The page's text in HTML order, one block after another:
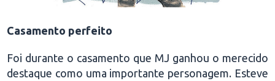
Casamento perfeito
Foi durante o casamento que MJ ganhou o merecido
destaque como uma importante personagem. Esteve